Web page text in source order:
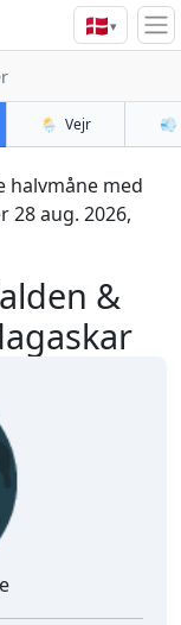
🇩🇰▾
🌦️ Vejr 💨
&
halvmåne med
28 aug. 2026,